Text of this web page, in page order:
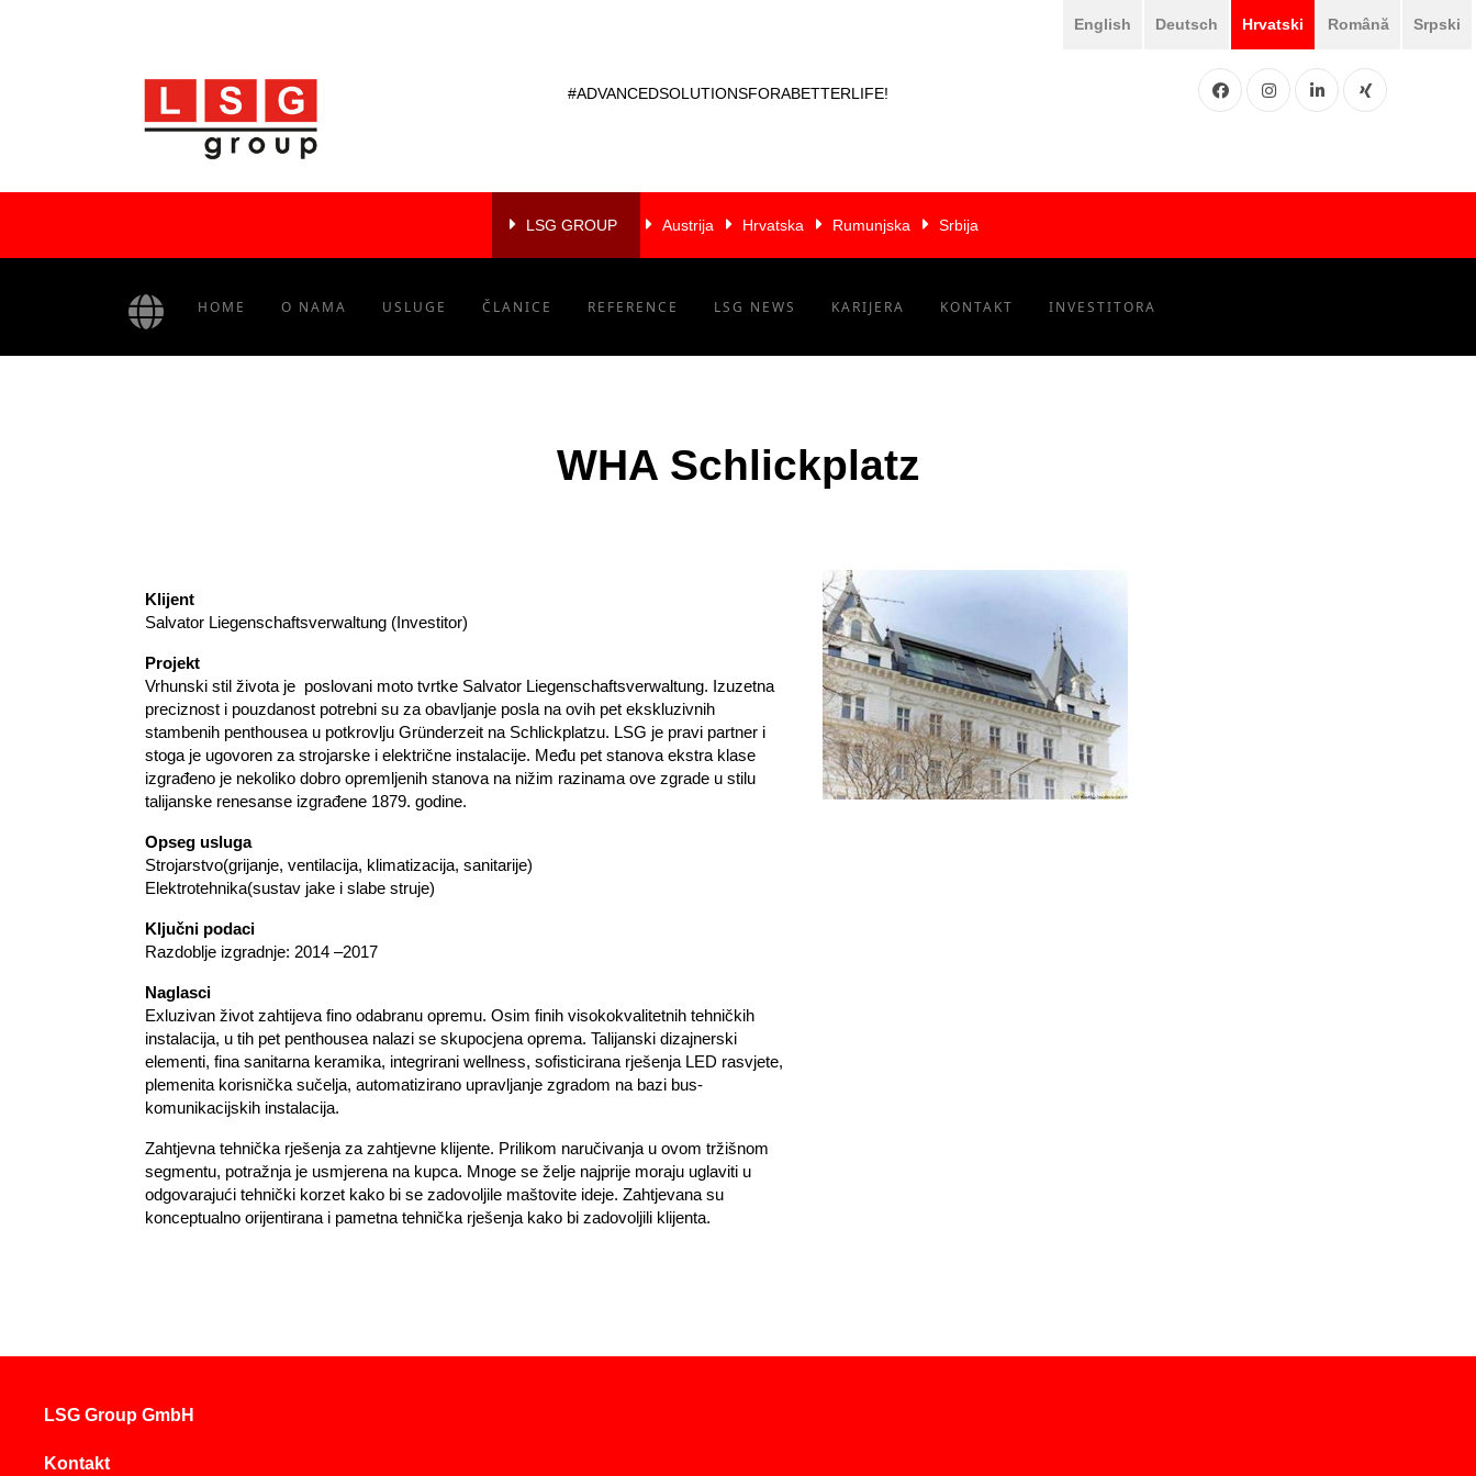
English Deutsch Hrvatski Română Srpski
#ADVANCEDSOLUTIONSFORABETTERLIFE! FacebookInstgramLinkedINXING
LSG GROUP Austrija Hrvatska Rumunjska Srbija
HOME O NAMA USLUGE ČLANICE REFERENCE LSG NEWS KARIJERA KONTAKT INVESTITORA
WHA Schlickplatz
Klijent
Salvator Liegenschaftsverwaltung (Investitor)
Projekt
Vrhunski stil života je poslovani moto tvrtke Salvator Liegenschaftsverwaltung. Izuzetna
preciznost i pouzdanost potrebni su za obavljanje posla na ovih pet ekskluzivnih
stambenih penthousea u potkrovlju Gründerzeit na Schlickplatzu. LSG je pravi partner i
stoga je ugovoren za strojarske i električne instalacije. Među pet stanova ekstra klase
izgrađeno je nekoliko dobro opremljenih stanova na nižim razinama ove zgrade u stilu
talijanske renesanse izgrađene 1879. godine.
Opseg usluga
Strojarstvo(grijanje, ventilacija, klimatizacija, sanitarije)
Elektrotehnika(sustav jake i slabe struje)
Ključni podaci
Razdoblje izgradnje: 2014 –2017
Naglasci
Exluzivan život zahtijeva fino odabranu opremu. Osim finih visokokvalitetnih tehničkih
instalacija, u tih pet penthousea nalazi se skupocjena oprema. Talijanski dizajnerski
elementi, fina sanitarna keramika, integrirani wellness, sofisticirana rješenja LED rasvjete,
plemenita korisnička sučelja, automatizirano upravljanje zgradom na bazi bus-
komunikacijskih instalacija.
Zahtjevna tehnička rješenja za zahtjevne klijente. Prilikom naručivanja u ovom tržišnom
segmentu, potražnja je usmjerena na kupca. Mnoge se želje najprije moraju uglaviti u
odgovarajući tehnički korzet kako bi se zadovoljile maštovite ideje. Zahtjevana su
konceptualno orijentirana i pametna tehnička rješenja kako bi zadovoljili klijenta.
LSG Group GmbH
Kontakt